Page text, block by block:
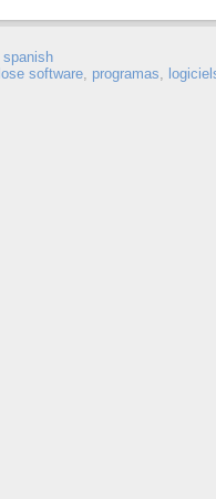
spanish
software, programas,